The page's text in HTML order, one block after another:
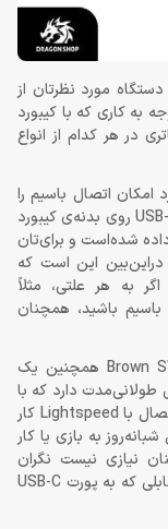
دستگاه مورد نظرتان از
به کاری که با کیبورد
در هر کدام از انواع
امکان اتصال باسیم را
هم به شما می‌دهد و برای این کار باید از پورت USB-C روی بدنه‌ی کیبورد
شده‌است و برای‌تان
این است که
و حتی اگر به هر علتی، مثلاً
باسیم باشید، همچنان
کیبورد Brown SW Logitech PRO X TKL Lightspeed همچنین یک
طولانی‌مدت دارد که با
هر بار شارژ کامل حداکثر تا 50 ساعت در حالت اتصال با Lightspeed کار
به بازی یا کار
نیازی نیست نگران
تمام‌شدن شارژ باتری باشید. این باتری از طریق کابلی که به پورت USB-C